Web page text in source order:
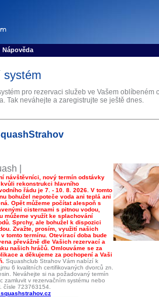
sportu
Nápověda
systém
pro rezervaci služeb ve Vašem oblíbeném
Tak neváhejte a zaregistrujte se ještě dnes.
|
návštěvníci, nový termín odstávky
rekonstrukci hlavního
řádu je 7. - 10. 8. 2026. V tomto
bohužel nepoteče voda ani teplá ani
Opět můžeme počítat alespoň s
cisternami s pitnou vodou,
můžeme využít ke splachování
Sprchy, ale bohužel k dispozici
Zvažte, prosím, využití našich
tomto termínu. Otevírací doba bude
převážně dle Vašich rezervací a
našich hráčů. Omlouváme se za
a děkujeme za pochopení a Vaši
Squashclub Strahov Vám nabízí k
6 kvalitních certifikovaných dvorců zn.
Neváhejte si na požadovaný termín
zamluvit v rezervačním systému nebo
čísle 723763154.